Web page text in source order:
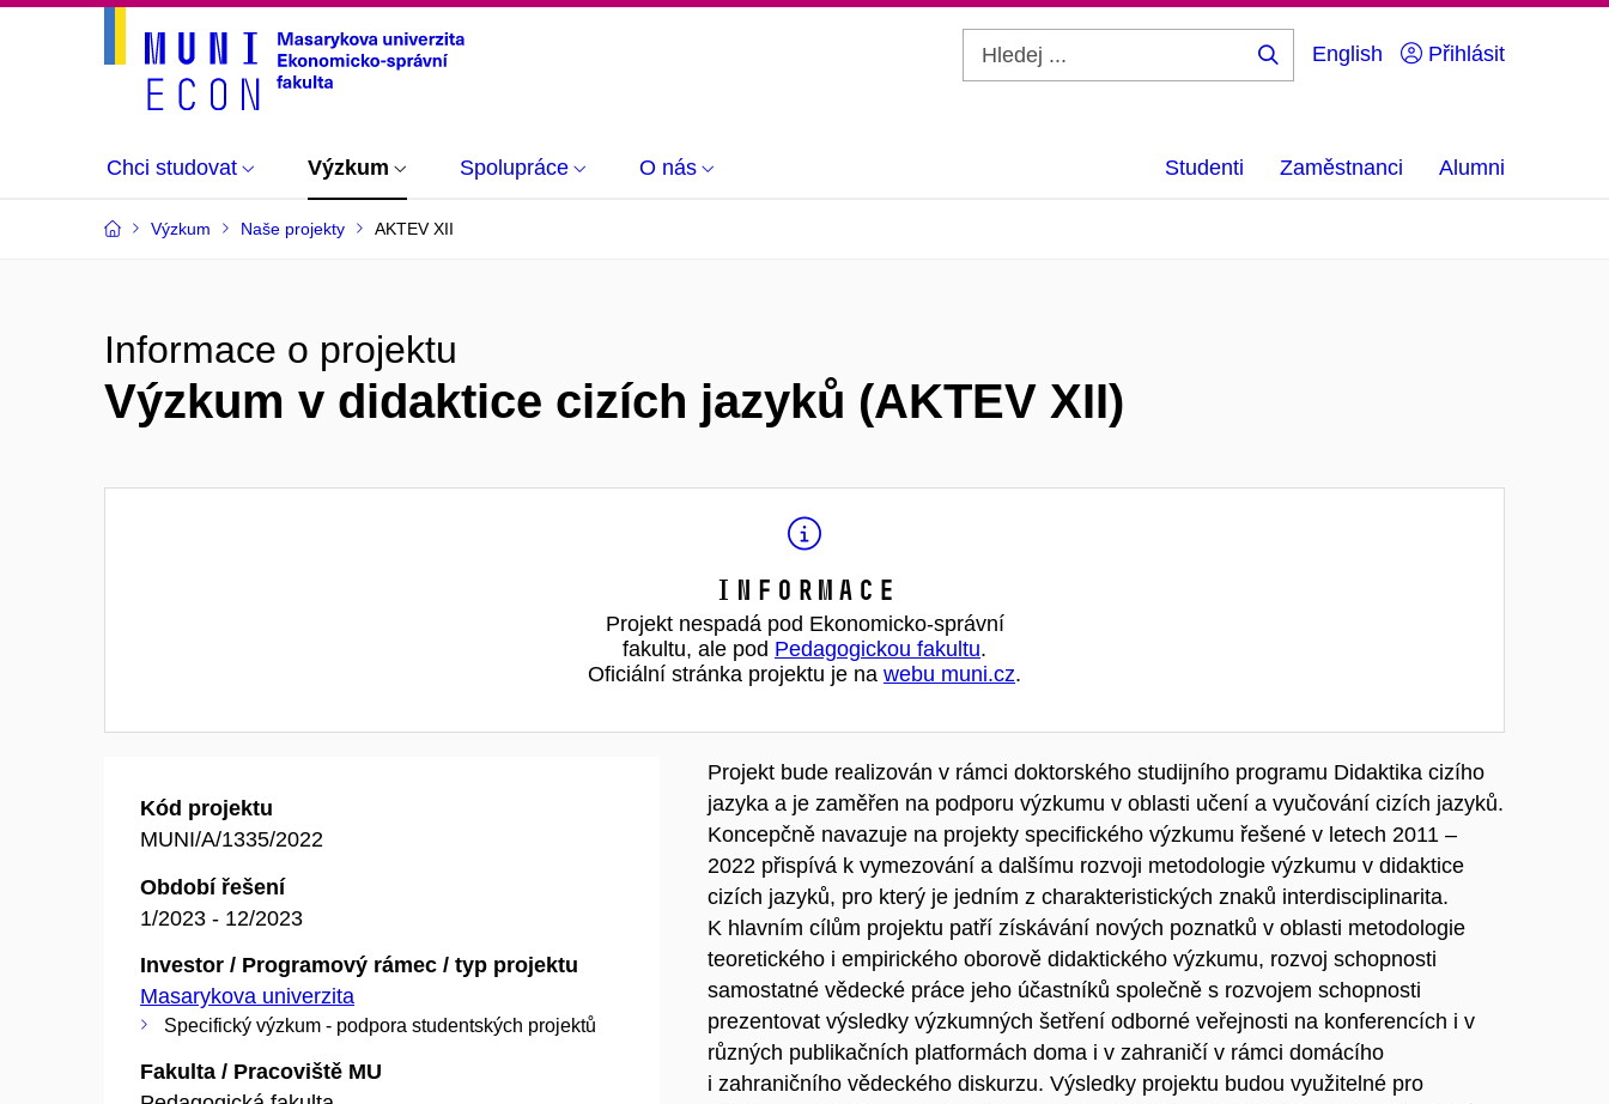
English Přihlásit
Chci studovat Výzkum Spolupráce O nás Studenti Zaměstnanci Alumni
Výzkum Naše projekty AKTEV XII
Informace o projektu
Výzkum v didaktice cizích jazyků (AKTEV XII)
Informace
Projekt nespadá pod Ekonomicko-správní
fakultu, ale pod Pedagogickou fakultu.
Oficiální stránka projektu je na webu muni.cz.
Kód projektu
MUNI/A/1335/2022
Období řešení
1/2023 - 12/2023
Investor / Programový rámec / typ projektu
Masarykova univerzita
Specifický výzkum - podpora studentských projektů
Fakulta / Pracoviště MU
Projekt bude realizován v rámci doktorského studijního programu Didaktika cizího
jazyka a je zaměřen na podporu výzkumu v oblasti učení a vyučování cizích jazyků.
Koncepčně navazuje na projekty specifického výzkumu řešené v letech 2011 –
2022 přispívá k vymezování a dalšímu rozvoji metodologie výzkumu v didaktice
cizích jazyků, pro který je jedním z charakteristických znaků interdisciplinarita.
K hlavním cílům projektu patří získávání nových poznatků v oblasti metodologie
teoretického i empirického oborově didaktického výzkumu, rozvoj schopnosti
samostatné vědecké práce jeho účastníků společně s rozvojem schopnosti
prezentovat výsledky výzkumných šetření odborné veřejnosti na konferencích i v
různých publikačních platformách doma i v zahraničí v rámci domácího
i zahraničního vědeckého diskurzu. Výsledky projektu budou využitelné pro